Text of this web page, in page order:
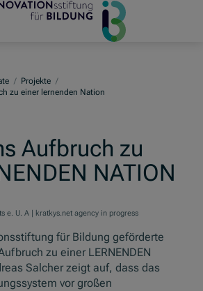
/ Projekte /
zu einer lernenden Nation
Aufbruch zu
NATION
e. U. A | kratkys.net agency in progress
für Bildung geförderte
zu einer LERNENDEN
Salcher zeigt auf, dass das
vor großen